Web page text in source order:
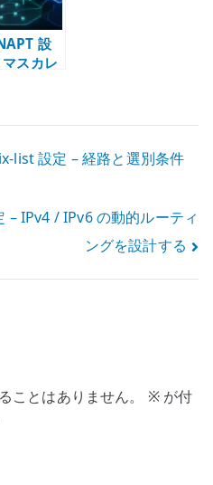
設
スカレ
list 設定 – 経路と選別条件
– IPv4 / IPv6 の動的ルーティ
ングを設計する
ことはありません。 ※が付